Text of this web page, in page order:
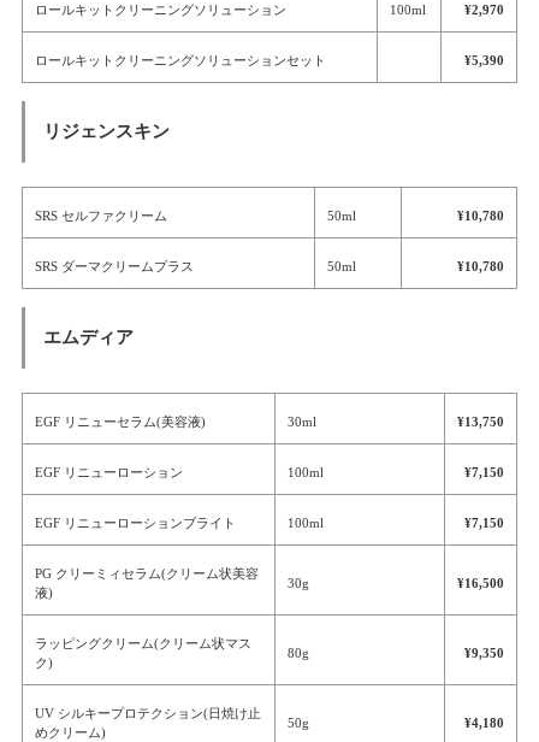
ロールキットクリーニングソリューション 100ml ¥2,970
ロールキットクリーニングソリューションセット ¥5,390
リジェンスキン
SRS セルファクリーム 50ml ¥10,780
SRS ダーマクリームプラス 50ml ¥10,780
エムディア
EGF リニューセラム(美容液) 30ml ¥13,750
EGF リニューローション 100ml ¥7,150
EGF リニューローションブライト 100ml ¥7,150
PG クリーミィセラム(クリーム状美容
液)
30g ¥16,500
ラッピングクリーム(クリーム状マス
ク)
80g ¥9,350
UV シルキープロテクション(日焼け止
めクリーム)
50g ¥4,180